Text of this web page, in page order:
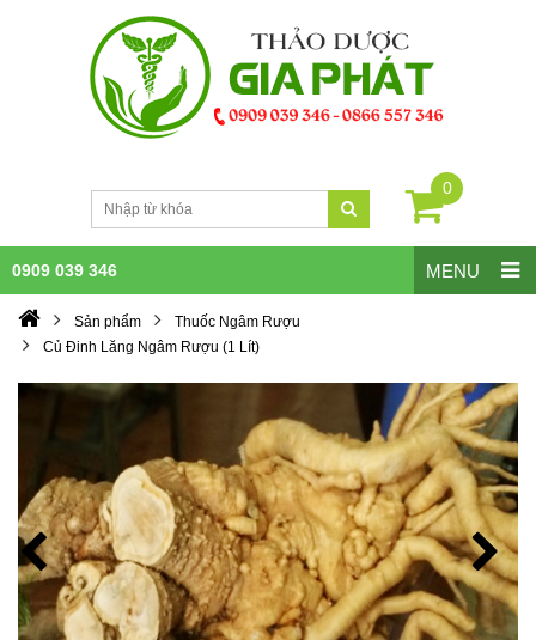
0
MENU
0909 039 346
Sản phẩm
Thuốc Ngâm Rượu
Củ Đinh Lăng Ngâm Rượu (1 Lít)